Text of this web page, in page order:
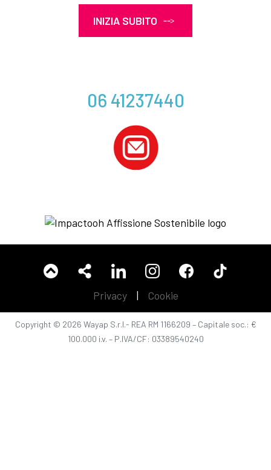
INIZIA SUBITO
06 41237440
Privacy | Cookie
Copyright © 2026 Wayap S.r.l.- REA RM 1166209 – Capitale soc.: €
100.000 i.v. – P.IVA/CF: 03389540240